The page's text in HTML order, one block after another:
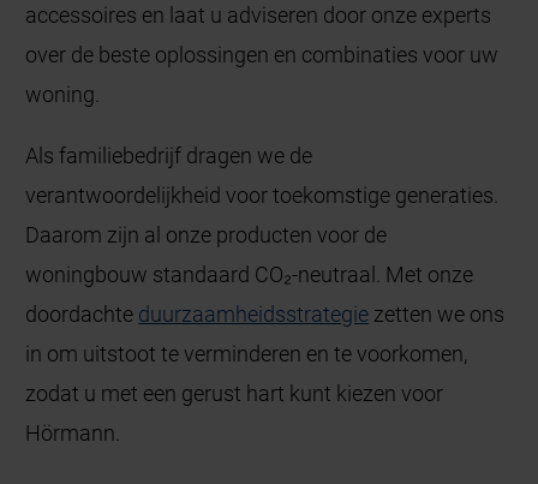
accessoires en laat u adviseren door onze experts
over de beste oplossingen en combinaties voor uw
woning.
Als familiebedrijf dragen we de
verantwoordelijkheid voor toekomstige generaties.
Daarom zijn al onze producten voor de
woningbouw standaard CO₂-neutraal. Met onze
doordachte duurzaamheidsstrategie zetten we ons
in om uitstoot te verminderen en te voorkomen,
zodat u met een gerust hart kunt kiezen voor
Hörmann.